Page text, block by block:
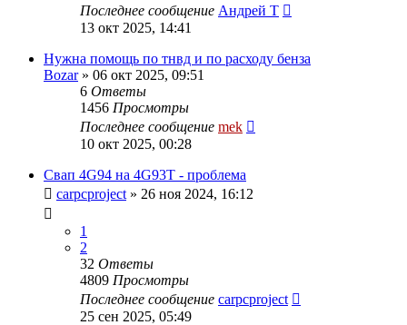
Последнее сообщение Андрей Т
13 окт 2025, 14:41
Нужна помощь по тнвд и по расходу бенза
Bozar» 06 окт 2025, 09:51
6 Ответы
1456 Просмотры
Последнее сообщение mek
10 окт 2025, 00:28
Свап 4G94 на 4G93Т - проблема
carpcproject » 26 ноя 2024, 16:12
1
2
32 Ответы
4809 Просмотры
Последнее сообщение carpcproject
25 сен 2025, 05:49